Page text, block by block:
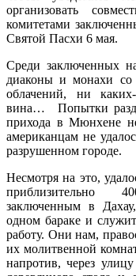
организовать
комитетами
Святой Пасхи 6 мая.
Среди заключенных
диаконы и монахи
облачений, ни
вина… Попытки
прихода в Мюнхене
американцам не
разрушенном городе.
Несмотря на это,
приблизительно
заключенным в
одном бараке и
работу. Они нам,
их молитвенной
напротив, через